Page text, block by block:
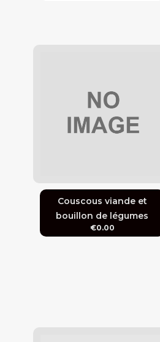
Couscous viande et
bouillon de légumes
€0.00